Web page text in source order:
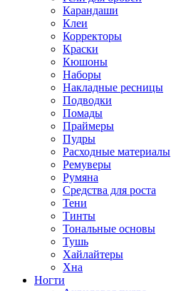
Карандаши
Клеи
Корректоры
Краски
Кюшоны
Наборы
Накладные ресницы
Подводки
Помады
Праймеры
Пудры
Расходные материалы
Ремуверы
Румяна
Средства для роста
Тени
Тинты
Тональные основы
Тушь
Хайлайтеры
Хна
Ногти